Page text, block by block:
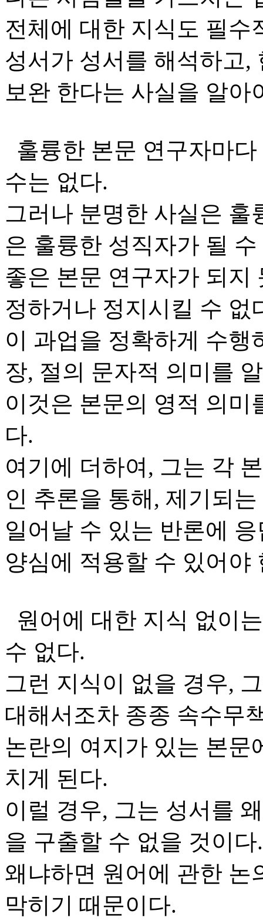
전체에 대한 지식도 필수
성서가 성서를 해석하고,
보완 한다는 사실을 알아
훌륭한 본문 연구자마
수는 없다.
그러나 분명한 사실은 훌
은 훌륭한 성직자가 될
좋은 본문 연구자가 되지
정하거나 정지시킬 수 없
이 과업을 정확하게 수행
장, 절의 문자적 의미를
이것은 본문의 영적 의미
다.
여기에 더하여, 그는 각
인 추론을 통해, 제기되
일어날 수 있는 반론에
양심에 적용할 수 있어야
원어에 대한 지식 없이
수 없다.
그런 지식이 없을 경우,
대해서조차 종종 속수무
논란의 여지가 있는 본문
치게 된다.
이럴 경우, 그는 성서를
을 구출할 수 없을 것이다.
왜냐하면 원어에 관한 논
막히기 때문이다.